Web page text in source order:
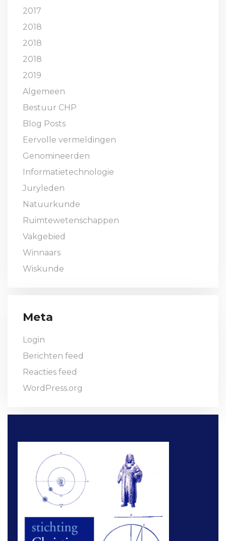
2017
2018
2018
2018
2019
Algemeen
Bestuur CHP
Blog Posts
Eervolle vermeldingen
Genomineerden
Informatietechnologie
Juryleden
Natuurkunde
Ruimtewetenschappen
Vakgebied
Winnaars
Wiskunde
Meta
Login
Berichten feed
Reacties feed
WordPress.org